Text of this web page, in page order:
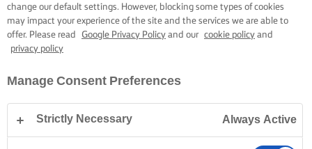
change our default settings. However, blocking some types of cookies
may impact your experience of the site and the services we are able to
offer. Please read
Google Privacy Policy and our cookie policy and
privacy policy
Manage Consent Preferences
Strictly Necessary Always Active